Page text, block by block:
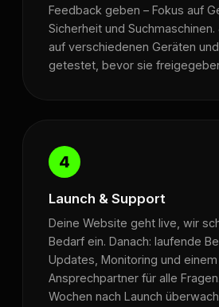
Feedback geben – Fokus auf
Sicherheit und
auf verschiedenen Geräten
getestet, bevor sie
4
Launch & Support
Deine Website geht live, wir
Bedarf ein. Danach: laufende
Updates, Monitoring und
Ansprechpartner für alle
Wochen nach Launch